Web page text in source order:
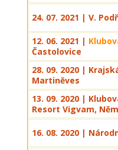
24. 07. 2021 | V.
12. 06. 2021 |
Častolovice
28. 09. 2020 |
Martiněves
13. 09. 2020 |
Resort Vigvam,
16. 08. 2020 |